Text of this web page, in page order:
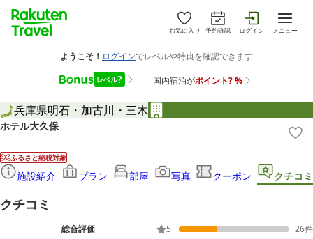
お気に入り 予約確認 ログイン メニュー
兵庫県明石・加古川・三木
ホテル大久保
ふるさと納税対象
施設紹介 プラン 部屋 写真 クーポン クチコミ
クチコミ
総合評価 5 26件